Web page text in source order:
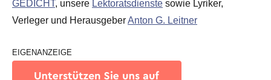
GEDICHT, unsere Lektoratsdienste sowie Lyriker,
Verleger und HerausgeberAnton G. Leitner
EIGENANZEIGE